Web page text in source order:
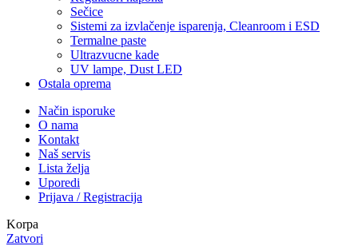
Sečice
Sistemi za izvlačenje isparenja, Cleanroom i ESD
Termalne paste
Ultrazvucne kade
UV lampe, Dust LED
Ostala oprema
Način isporuke
O nama
Kontakt
Naš servis
Lista želja
Uporedi
Prijava / Registracija
Korpa
Zatvori